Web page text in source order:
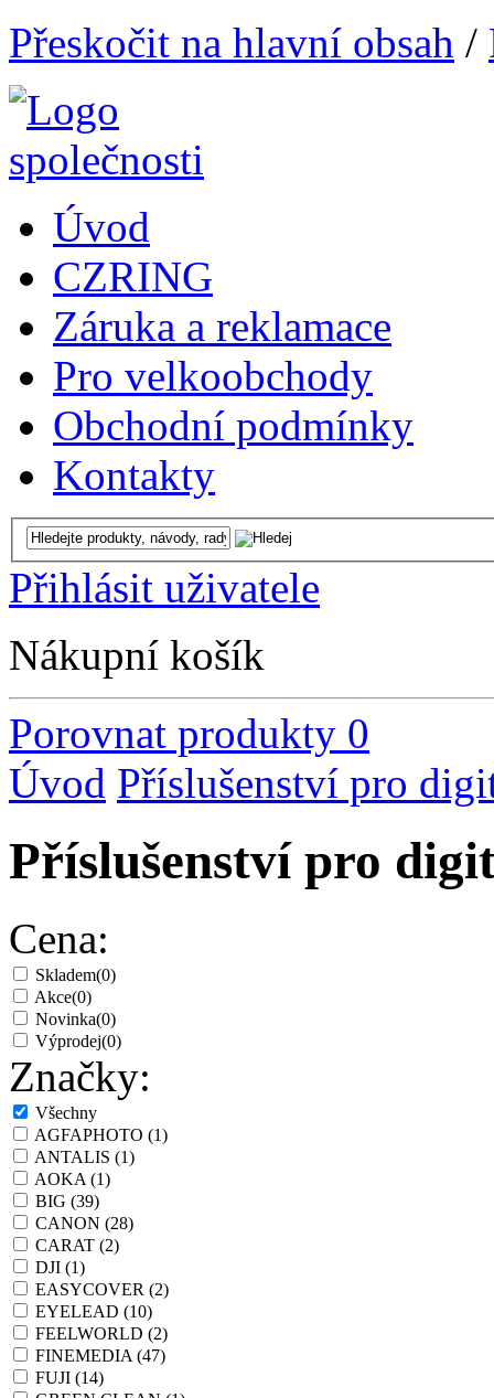
Přeskočit na hlavní obsah /
Úvod
CZRING
Záruka a reklamace
Pro velkoobchody
Obchodní podmínky
Kontakty
Přihlásit uživatele
Nákupní košík
Porovnat produkty 0
Úvod Příslušenství pro
Příslušenství pro
Cena:
Skladem(0)
Akce(0)
Novinka(0)
Výprodej(0)
Značky:
Všechny
AGFAPHOTO (1)
ANTALIS (1)
AOKA(1)
BIG (39)
CANON (28)
CARAT (2)
DJI (1)
EASYCOVER (2)
EYELEAD (10)
FEELWORLD (2)
FINEMEDIA(47)
FUJI (14)